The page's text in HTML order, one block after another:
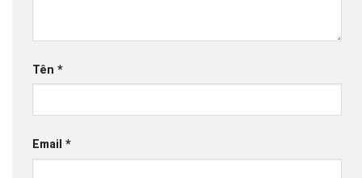
Tên *
Email *